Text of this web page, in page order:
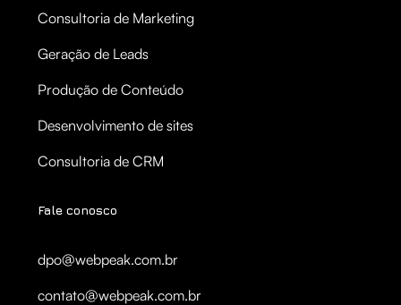
Consultoria de Marketing
Geração de Leads
Produção de Conteúdo
Desenvolvimento de sites
Consultoria de CRM
Fale conosco
dpo@webpeak.com.br
contato@webpeak.com.br